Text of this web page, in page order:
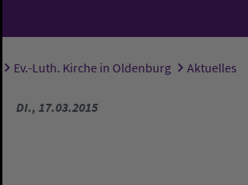
Sie sind hier:
Ev.-Luth. Kirche in Oldenburg Aktuelles
DI., 17.03.2015